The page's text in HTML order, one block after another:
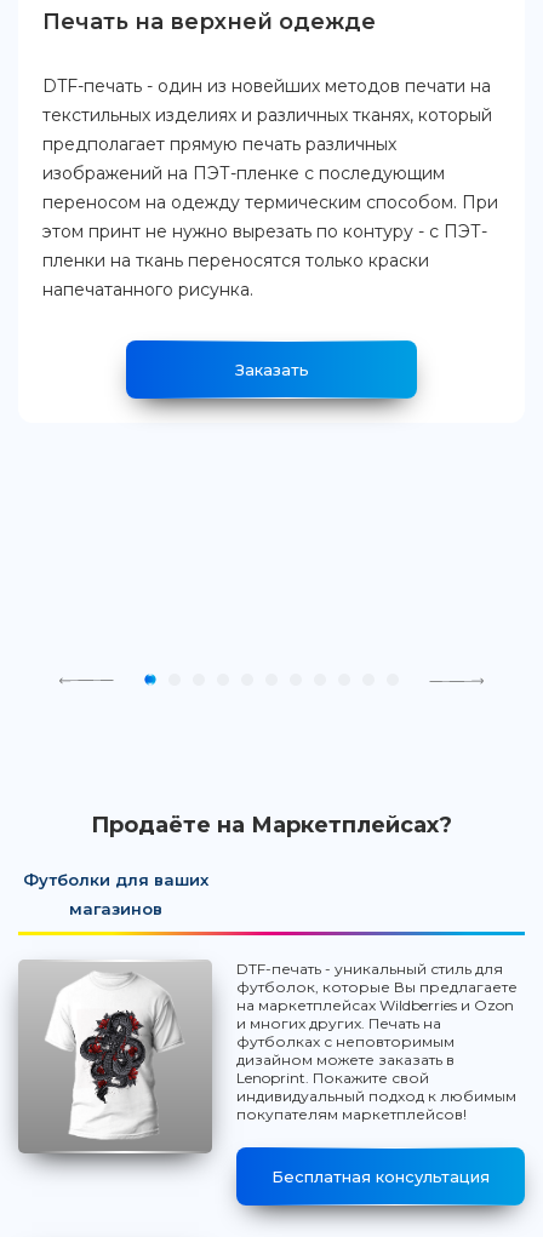
Печать на верхней одежде
DTF-печать - один из новейших методов печати на
текстильных изделиях и различных тканях, который
предполагает прямую печать различных
изображений на ПЭТ-пленке с последующим
переносом на одежду термическим способом. При
этом принт не нужно вырезать по контуру - с ПЭТ-
пленки на ткань переносятся только краски
напечатанного рисунка.
Заказать
Продаёте на Маркетплейсах?
Футболки для ваших
магазинов
DTF-печать - уникальный стиль для
футболок, которые Вы предлагаете
на маркетплейсах Wildberries и Ozon
и многих других. Печать на
футболках с неповторимым
дизайном можете заказать в
Lenoprint. Покажите свой
индивидуальный подход к любимым
покупателям маркетплейсов!
Бесплатная консультация